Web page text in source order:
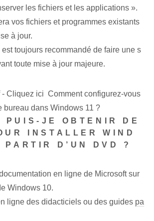
les fichiers et les applications ».
vos fichiers et programmes existants
à jour.
toujours recommandé de faire une s
toute mise à jour majeure.
Cliquez ici Comment configurez-vous
bureau dans Windows 11 ?
PUIS-JE OBTENIR DE
INSTALLER WIND
PARTIR D’UN DVD ?
en ligne de Microsoft sur
Windows 10.
ligne des didacticiels ou des guides pa